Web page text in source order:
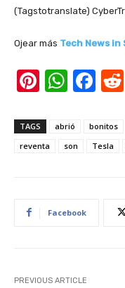
(Tagstotranslate)
Ojear más Tech News in
Pi
er
e
W
at
s
p
F
c
e
TAGS abrió bonitos
reventa
son Tesla
Facebook
PREVIOUS ARTICLE